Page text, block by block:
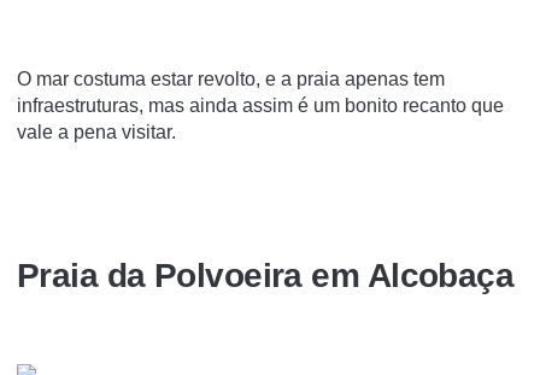
O mar costuma estar revolto, e a praia apenas tem
infraestruturas, mas ainda assim é um bonito recanto que
vale a pena visitar.
Praia da Polvoeira em Alcobaça